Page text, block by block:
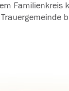
Familienkreis
Trauergemeinde